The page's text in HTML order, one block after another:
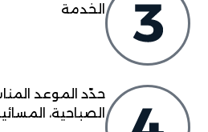
الخدمة
حدّد الموعد
الصباحية،